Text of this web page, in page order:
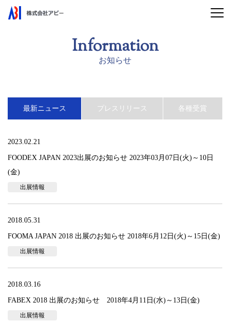
Information
お知らせ
最新ニュース プレスリリース 各種受賞
2023.02.21
FOODEX JAPAN 2023出展のお知らせ 2023年03月07日(火)～10日
(金)
出展情報
2018.05.31
FOOMA JAPAN 2018 出展のお知らせ 2018年6月12日(火)～15日(金)
出展情報
2018.03.16
FABEX 2018 出展のお知らせ 2018年4月11日(水)～13日(金)
出展情報